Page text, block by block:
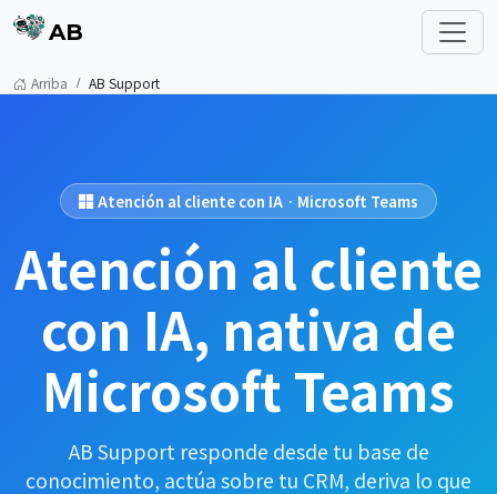
AB
Arriba AB Support
Atención al cliente con IA · Microsoft Teams
Atención al cliente
con IA, nativa de
Microsoft Teams
AB Support responde desde tu base de
conocimiento, actúa sobre tu CRM, deriva lo que